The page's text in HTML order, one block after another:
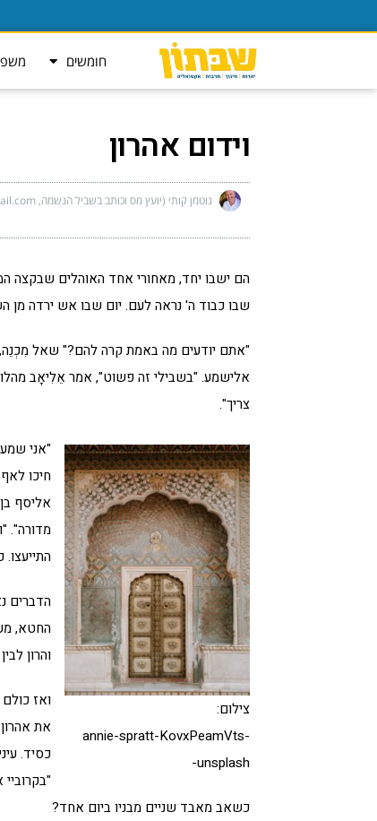
חומשים
וידום אהרון
גוטמן קותי (יועץ מס וכותב בשביל הנשמה, kutigu@gmail.com)
הם ישבו יחד, מאחורי אחד האוהלים שבקצה
שבו כבוד ה' נראה לעם. יום שבו אש ירדה מן
"אתם יודעים מה באמת קרה להם?" שאל מִכְנֵה,
אלישמע. "בשבילי זה פשוט", אמר אֵלִיאָב
צריך".
צילום:
annie-spratt-KovxPeamVts-
unsplash-
"אני
חיכו
אליסף
מדורה".
הדברים
החטא,
והרון
ואז
את
כסיד.
כשאב מאבד שניים מבניו ביום אחד?